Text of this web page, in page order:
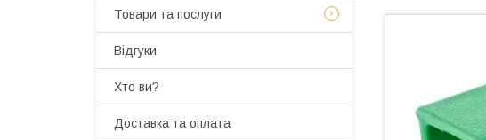
Товари та послуги
Відгуки
Хто ви?
Доставка та оплата